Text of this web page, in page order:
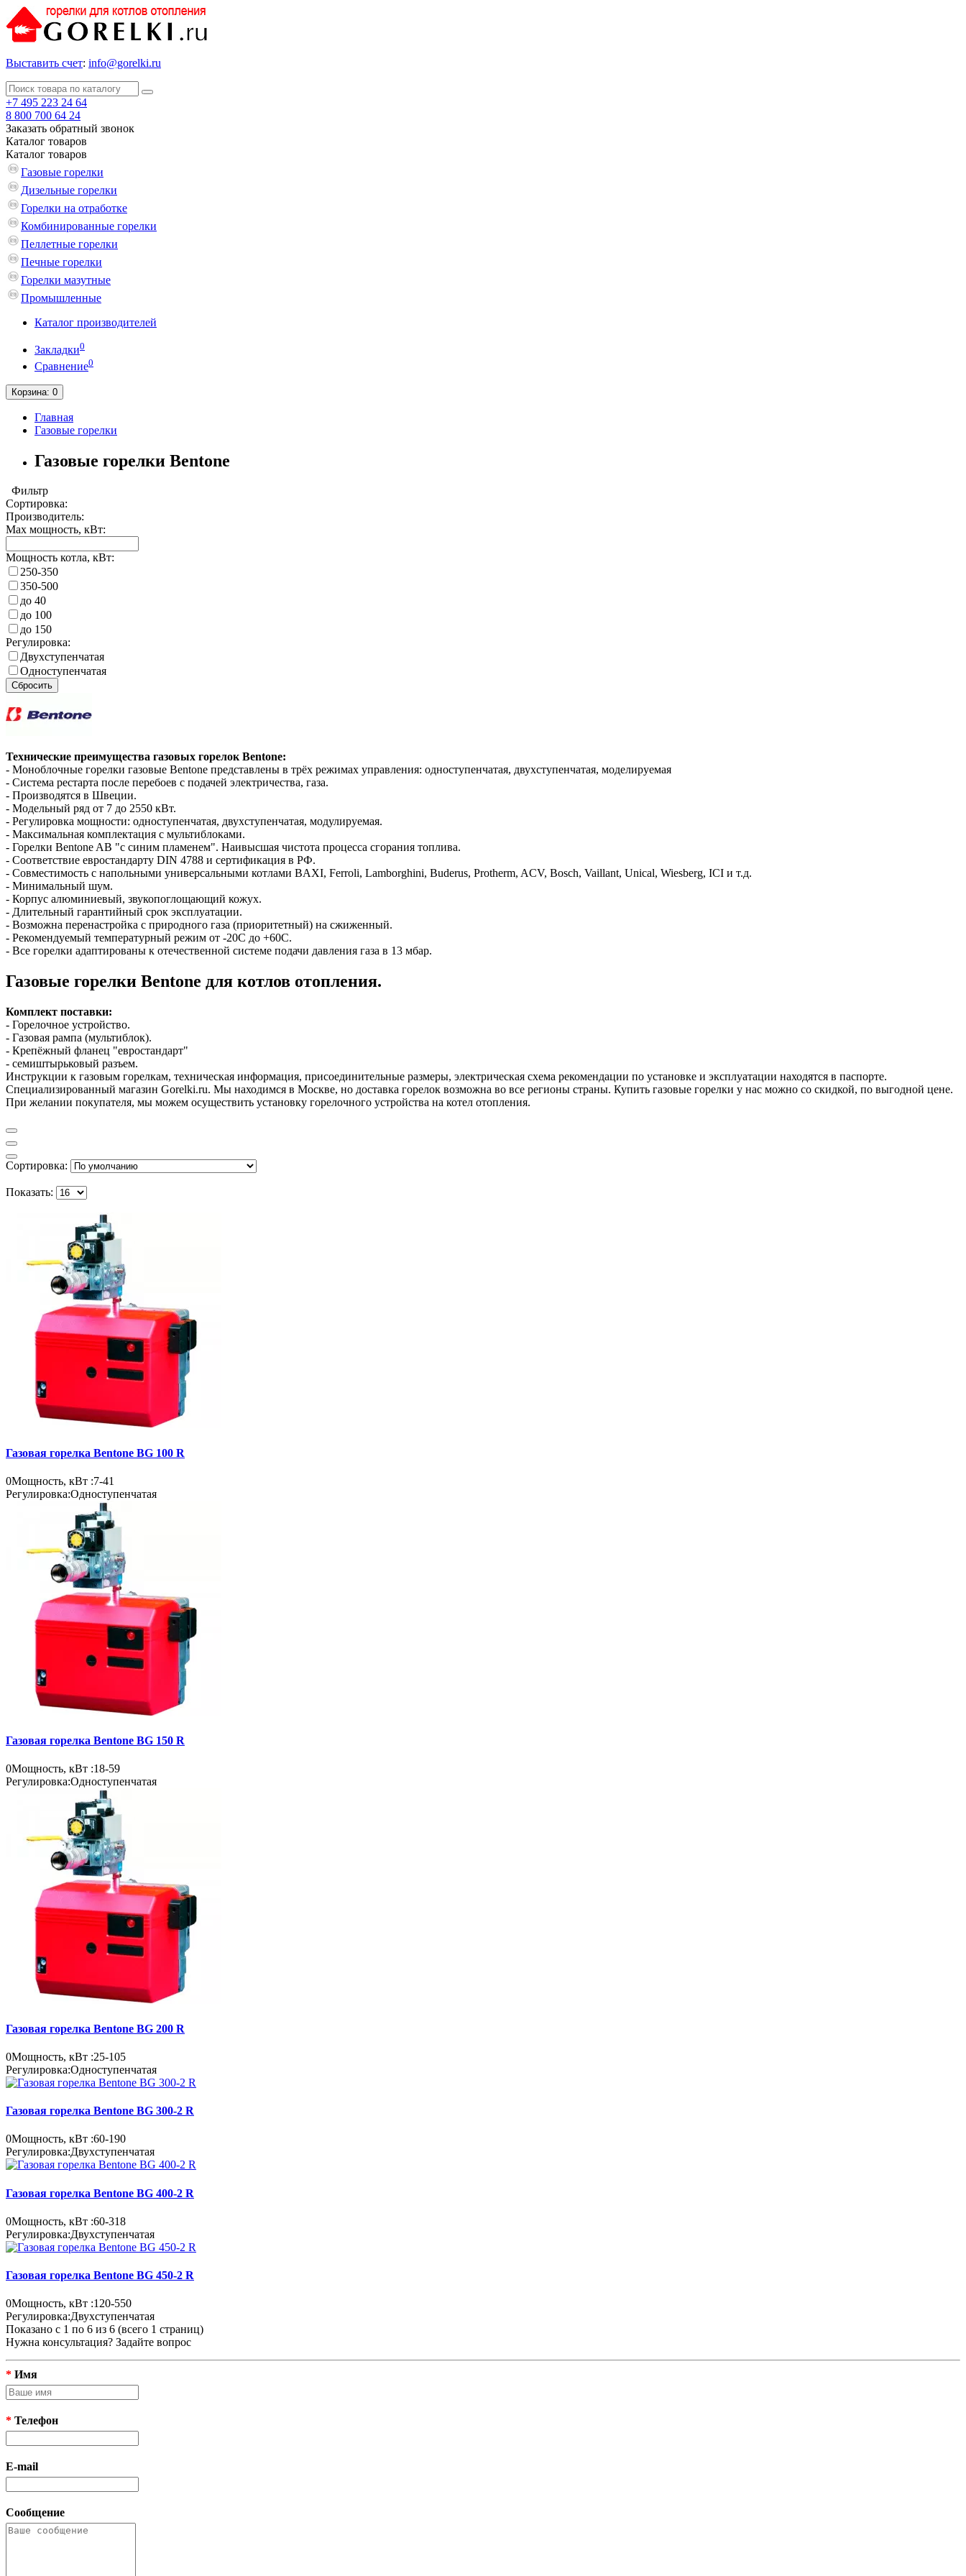
Выставить счет: info@gorelki.ru
+7 495 223 24 64
8 800 700 64 24
Заказать обратный звонок
Каталог товаров
Каталог товаров
Газовые горелки
Дизельные горелки
Горелки на отработке
Комбинированные горелки
Пеллетные горелки
Печные горелки
Горелки мазутные
Промышленные
Каталог производителей
Закладки0
Сравнение0
Корзина: 0
Главная
Газовые горелки
Газовые горелки Bentone
Фильтр
Сортировка:
Производитель:
Max мощность, кВт:
Мощность котла, кВт:
250-350
350-500
до 40
до 100
до 150
Регулировка:
Двухступенчатая
Одноступенчатая
Сбросить
Технические преимущества газовых горелок Bentone:
- Моноблочные горелки газовые Bentone представлены в трёх режимах управления: одноступенчатая, двухступенчатая, моделируемая
- Система рестарта после перебоев с подачей электричества, газа.
- Производятся в Швеции.
- Модельный ряд от 7 до 2550 кВт.
- Регулировка мощности: одноступенчатая, двухступенчатая, модулируемая.
- Максимальная комплектация с мультиблоками.
- Горелки Bentone AB "с синим пламенем". Наивысшая чистота процесса сгорания топлива.
- Соответствие евростандарту DIN 4788 и сертификация в РФ.
- Совместимость с напольными универсальными котлами BAXI, Ferroli, Lamborghini, Buderus, Protherm, ACV, Bosch, Vaillant, Unical, Wiesberg, ICI и т.д.
- Минимальный шум.
- Корпус алюминиевый, звукопоглощающий кожух.
- Длительный гарантийный срок эксплуатации.
- Возможна перенастройка с природного газа (приоритетный) на сжиженный.
- Рекомендуемый температурный режим от -20С до +60С.
- Все горелки адаптированы к отечественной системе подачи давления газа в 13 мбар.
Газовые горелки Bentone для котлов отопления.
Комплект поставки:
- Горелочное устройство.
- Газовая рампа (мультиблок).
- Крепёжный фланец "евростандарт"
- семиштырьковый разъем.
Инструкции к газовым горелкам, техническая информация, присоединительные размеры, электрическая схема рекомендации по установке и эксплуатации находятся в паспорте.
Специализированный магазин Gorelki.ru. Мы находимся в Москве, но доставка горелок возможна во все регионы страны. Купить газовые горелки у нас можно со скидкой, по выгодной цене.
При желании покупателя, мы можем осуществить установку горелочного устройства на котел отопления.
Сортировка:
Показать:
Газовая горелка Bentone BG 100 R
0Мощность, кВт :7-41
Регулировка:Одноступенчатая
Газовая горелка Bentone BG 150 R
0Мощность, кВт :18-59
Регулировка:Одноступенчатая
Газовая горелка Bentone BG 200 R
0Мощность, кВт :25-105
Регулировка:Одноступенчатая
Газовая горелка Bentone BG 300-2 R
0Мощность, кВт :60-190
Регулировка:Двухступенчатая
Газовая горелка Bentone BG 400-2 R
0Мощность, кВт :60-318
Регулировка:Двухступенчатая
Газовая горелка Bentone BG 450-2 R
0Мощность, кВт :120-550
Регулировка:Двухступенчатая
Показано с 1 по 6 из 6 (всего 1 страниц)
Нужна консультация? Задайте вопрос
* Имя
* Телефон
E-mail
Сообщение